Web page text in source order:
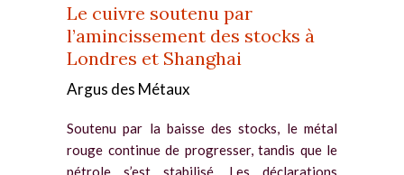
Le cuivre soutenu par
l’amincissement des stocks à
Londres et Shanghai
Argus des Métaux
Soutenu par la baisse des stocks, le métal
rouge continue de progresser, tandis que le
pétrole s’est stabilisé. Les déclarations